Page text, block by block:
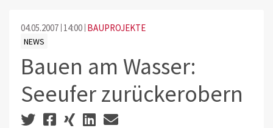
04.05.2007 14:00 BAUPROJEKTE
NEWS
Bauen am Wasser:
Seeufer zurückerobern